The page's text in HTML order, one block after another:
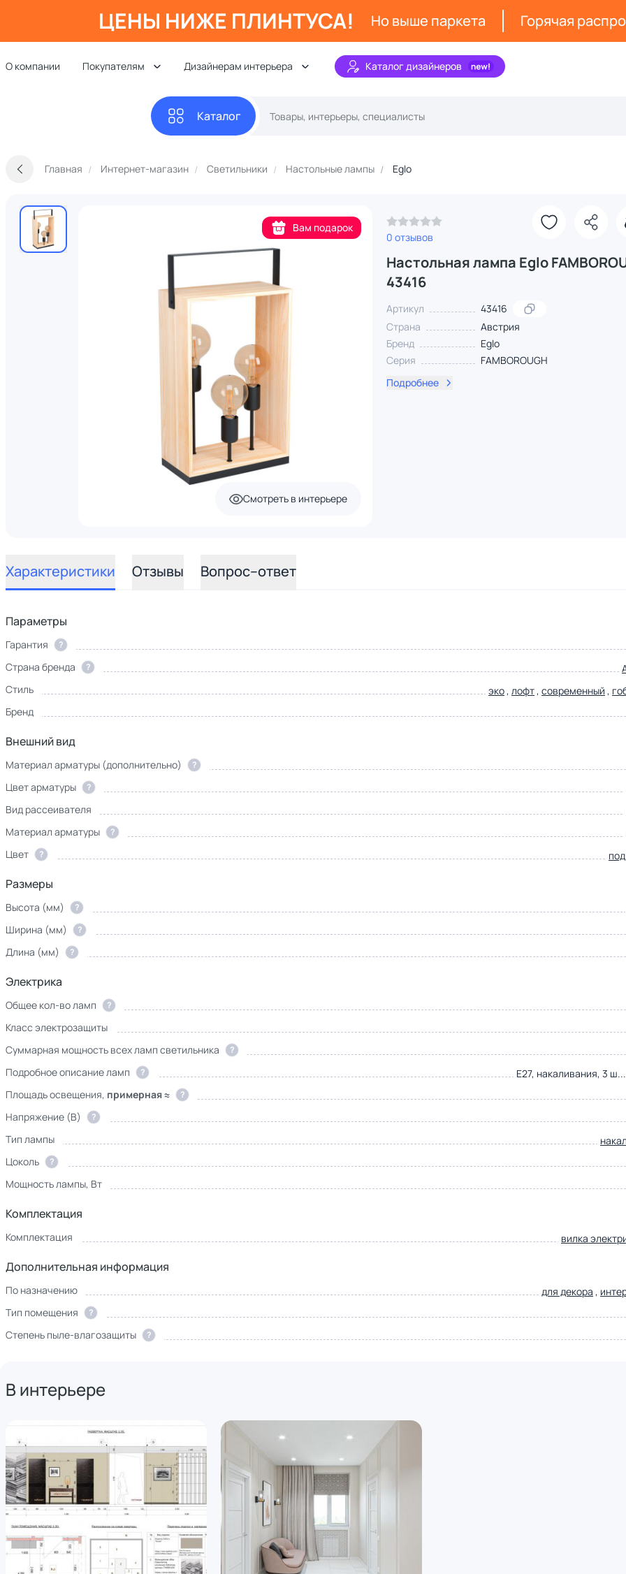
ЦЕНЫ НИЖЕ ПЛИНТУСА! Но выше паркета Горячая
О компании Покупателям Дизайнерам интерьера Каталог дизайнеров
Каталог
Главная Интернет-магазин Светильники Настольные лампы Eglo
Вам подарок
Смотреть в интерьере
0 отзывов
Настольная лампа Eglo
43416
Артикул
43416
Страна
Австрия
Бренд
Eglo
Серия
FAMBOROUGH
Подробнее
Характеристики Отзывы Вопрос–ответ
Параметры
Гарантия ?
Страна бренда
?
Стиль
эко, лофт, современный ,
Бренд
Внешний вид
Материал арматуры (дополнительно) ?
Цвет арматуры
?
Вид рассеивателя
Материал арматуры
?
Цвет
?
Размеры
Высота (мм) ?
Ширина (мм)
?
Длина (мм)
?
Электрика
Общее кол-во ламп ?
Класс электрозащиты
Суммарная мощность всех ламп светильника
?
Подробное описание ламп
? E27, накаливания, 3 ш...
Площадь освещения, примерная ≈ ?
Напряжение (В)
?
Тип лампы
Цоколь
?
Мощность лампы, Вт
Комплектация
Комплектация вилка
Дополнительная информация
По назначению для декора ,
Тип помещения
?
Степень пыле-влагозащиты
?
В интерьере